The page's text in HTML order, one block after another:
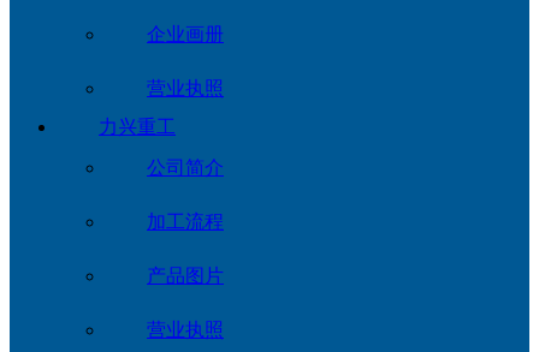
企业画册
营业执照
力兴重工
公司简介
加工流程
产品图片
营业执照